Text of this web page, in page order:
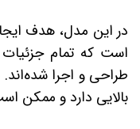
در این مدل، هدف
است که تمام
طراحی و اجرا
بالایی دارد و ممکن است از ۱.۳ میلیارد نیز